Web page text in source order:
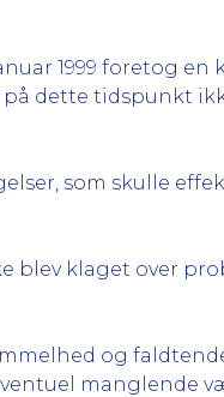
1999 foretog en
dette tidspunkt
som skulle
blev klaget over
og
manglende